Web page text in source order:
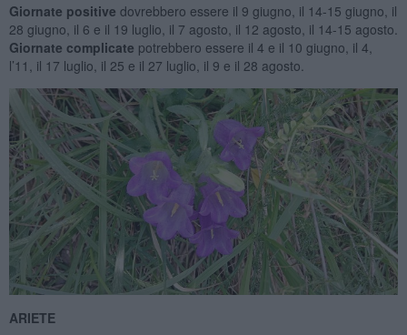
Giornate positive dovrebbero essere il 9 giugno, il 14-15 giugno, il
28 giugno, il 6 e il 19 luglio, il 7 agosto, il 12 agosto, il 14-15 agosto.
Giornate complicate potrebbero essere il 4 e il 10 giugno, il 4,
l’11, il 17 luglio, il 25 e il 27 luglio, il 9 e il 28 agosto.
ARIETE